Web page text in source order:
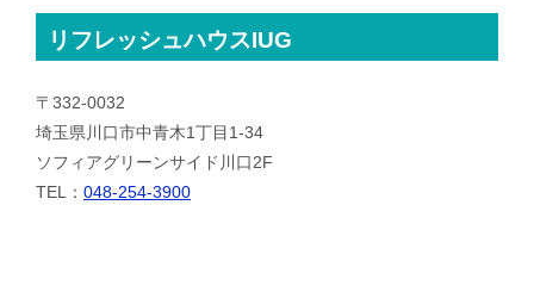
リフレッシュハウスIUG
〒332-0032
埼玉県川口市中青木1丁目1-34
ソフィアグリーンサイド川口2F
TEL： 048-254-3900